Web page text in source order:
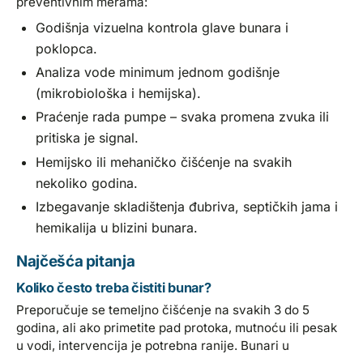
Godišnja vizuelna kontrola glave bunara i
poklopca.
Analiza vode minimum jednom godišnje
(mikrobiološka i hemijska).
Praćenje rada pumpe – svaka promena zvuka ili
pritiska je signal.
Hemijsko ili mehaničko čišćenje na svakih
nekoliko godina.
Izbegavanje skladištenja đubriva, septičkih jama i
hemikalija u blizini bunara.
Najčešća pitanja
Koliko često treba čistiti bunar?
Preporučuje se temeljno čišćenje na svakih 3 do 5
godina, ali ako primetite pad protoka, mutnoću ili pesak
u vodi, intervencija je potrebna ranije. Bunari u